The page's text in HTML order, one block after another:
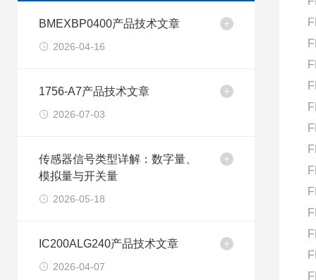
BMEXBP0400产品技术文章
2026-04-16
1756-A7产品技术文章
2026-07-03
传感器信号类型详解：数字量、
模拟量与开关量
2026-05-18
IC200ALG240产品技术文章
2026-04-07